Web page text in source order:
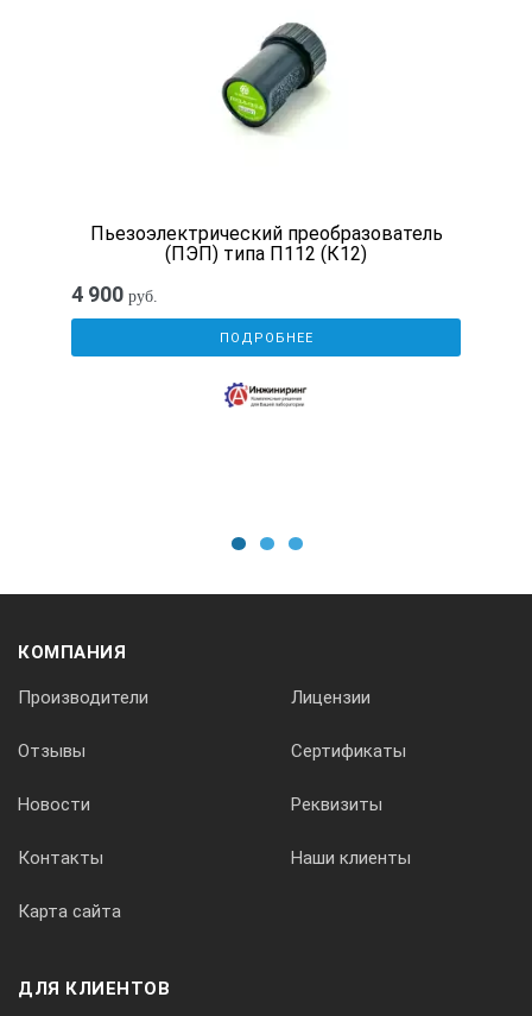
Ø10
1,5-75
Пьезоэлектрический преобразователь
(ПЭП) типа П112 (К12)
4 900 руб.
ПОДРОБНЕЕ
КОМПАНИЯ
Производители Лицензии
Отзывы Сертификаты
Новости Реквизиты
Контакты Наши клиенты
Карта сайта
ДЛЯ КЛИЕНТОВ